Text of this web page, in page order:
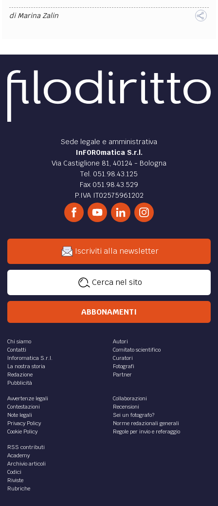
diMarina Zalin
Sede legale e amministrativa
InFOROmatica S.r.l.
Via Castiglione 81, 40124 - Bologna
Tel. 051.98.43.125
Fax 051.98.43.529
P.IVA IT02575961202
Iscriviti alla newsletter
Cerca nel sito
ABBONAMENTI
Chi siamo
Contatti
Inforomatica S.r.l.
La nostra storia
Redazione
Pubblicità
Autori
Comitato scientifico
Curatori
Fotografi
Partner
Avvertenze legali
Contestazioni
Note legali
Privacy Policy
Cookie Policy
Collaborazioni
Recensioni
Sei un fotografo?
Norme redazionali generali
Regole per invio e referaggio
RSS contributi
Academy
Archivio articoli
Codici
Riviste
Rubriche